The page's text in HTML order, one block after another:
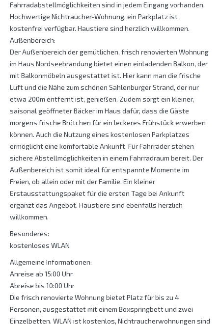
Fahrradabstellmöglichkeiten sind in jedem Eingang vorhanden.
Hochwertige Nichtraucher-Wohnung, ein Parkplatz ist
kostenfrei verfügbar. Haustiere sind herzlich willkommen.
Außenbereich:
Der Außenbereich der gemütlichen, frisch renovierten Wohnung
im Haus Nordseebrandung bietet einen einladenden Balkon, der
mit Balkonmöbeln ausgestattet ist. Hier kann man die frische
Luft und die Nähe zum schönen Sahlenburger Strand, der nur
etwa 200m entfernt ist, genießen. Zudem sorgt ein kleiner,
saisonal geöffneter Bäcker im Haus dafür, dass die Gäste
morgens frische Brötchen für ein leckeres Frühstück erwerben
können. Auch die Nutzung eines kostenlosen Parkplatzes
ermöglicht eine komfortable Ankunft. Für Fahrräder stehen
sichere Abstellmöglichkeiten in einem Fahrradraum bereit. Der
Außenbereich ist somit ideal für entspannte Momente im
Freien, ob allein oder mit der Familie. Ein kleiner
Erstausstattungspaket für die ersten Tage bei Ankunft
ergänzt das Angebot. Haustiere sind ebenfalls herzlich
willkommen.
Besonderes:
kostenloses WLAN
Allgemeine Informationen:
Anreise ab 15:00 Uhr
Abreise bis 10:00 Uhr
Die frisch renovierte Wohnung bietet Platz für bis zu 4
Personen, ausgestattet mit einem Boxspringbett und zwei
Einzelbetten. WLAN ist kostenlos, Nichtraucherwohnungen sind